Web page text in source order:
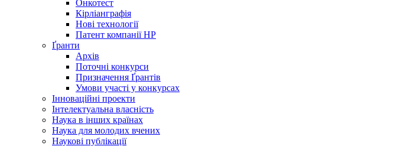
Онкотест
Кірліанграфія
Нові технології
Патент компанії HP
Ґранти
Архів
Поточні конкурси
Призначення Ґрантів
Умови участі у конкурсах
Інноваційні проекти
Інтелектуальна власність
Наука в інших країнах
Наука для молодих вчених
Наукові публікації